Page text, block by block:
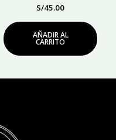
S/45.00
AÑADIR AL
CARRITO